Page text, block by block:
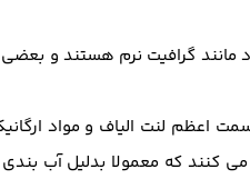
مانند گرافیت نرم هستند و بعضی
اعظم لنت الیاف و مواد
کنند که معمولا بدلیل آب